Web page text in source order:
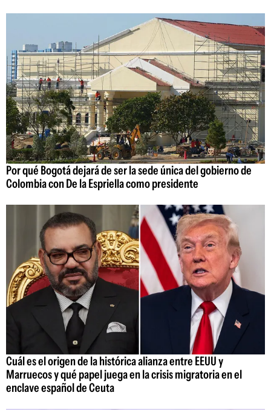
Por qué Bogotá dejará de ser la sede única del gobierno de
Colombia con De la Espriella como presidente
Cuál es el origen de la histórica alianza entre EEUU y
Marruecos y qué papel juega en la crisis migratoria en el
enclave español de Ceuta